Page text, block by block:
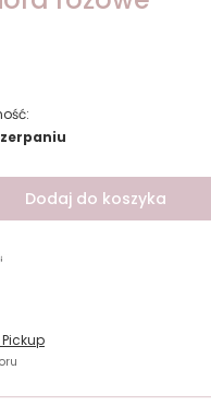
Dodaj do koszyka
Pickup